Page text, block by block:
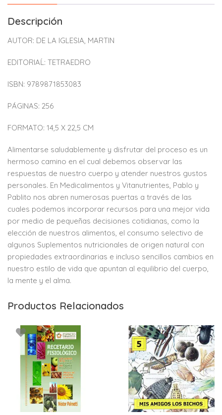
Descripción
AUTOR: DE LA IGLESIA, MARTIN
EDITORIAĹ: TETRAEDRO
ISBN: 9789871853083
PÁGINAS: 256
FORMATO: 14,5 X 22,5 CM
Alimentarse saludablemente y disfrutar del proceso es un
hermoso camino en el cual debemos observar las
respuestas de nuestro cuerpo y atender nuestros gustos
personales. En Medicalimentos y Vitanutrientes, Pablo y
Pablito nos abren numerosas puertas a través de las
cuales podemos incorporar recursos para una mejor vida
por medio de pequeñas decisiones cotidianas, como la
elección de nuestros alimentos, el consumo selectivo de
algunos Suplementos nutricionales de origen natural con
propiedades extraordinarias e incluso sencillos cambios en
nuestro estilo de vida que apuntan al equilibrio del cuerpo,
la mente y el alma.
Productos Relacionados